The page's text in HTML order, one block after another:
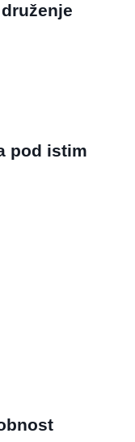
pod istim